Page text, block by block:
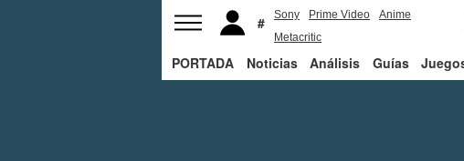
Sony Prime Video
Anime
Metacritic
PORTADA Noticias Análisis Guías